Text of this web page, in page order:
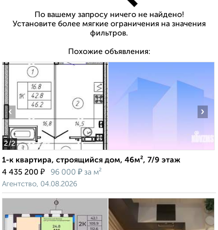
По вашему запросу ничего не найдено!
Установите более мягкие ограничения на значения
фильтров.
Похожие объявления:
2/2
‹ ›
1-к квартира, строящийся дом, 46м², 7/9 этаж
4 435 200 ₽ 96 000 ₽ за м²
Агентство, 04.08.2026